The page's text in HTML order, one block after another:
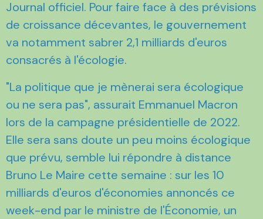
Journal officiel. Pour faire face à des prévisions
de croissance décevantes, le gouvernement
va notamment sabrer 2,1 milliards d'euros
consacrés à l'écologie.
"La politique que je mènerai sera écologique
ou ne sera pas", assurait Emmanuel Macron
lors de la campagne présidentielle de 2022.
Elle sera sans doute un peu moins écologique
que prévu, semble lui répondre à distance
Bruno Le Maire cette semaine : sur les 10
milliards d'euros d'économies annoncés ce
week-end par le ministre de l'Économie, un